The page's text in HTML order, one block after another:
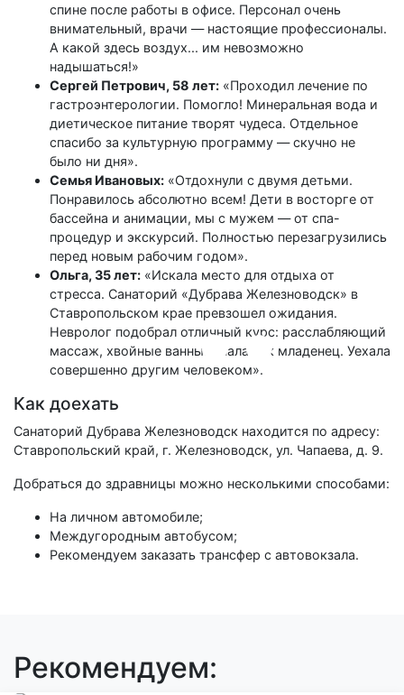
спине после работы в офисе. Персонал очень
внимательный, врачи — настоящие профессионалы.
А какой здесь воздух... им невозможно
надышаться!»
Сергей Петрович, 58 лет: «Проходил лечение по
гастроэнтерологии. Помогло! Минеральная вода и
диетическое питание творят чудеса. Отдельное
спасибо за культурную программу — скучно не
было ни дня».
Семья Ивановых: «Отдохнули с двумя детьми.
Понравилось абсолютно всем! Дети в восторге от
бассейна и анимации, мы с мужем — от спа-
процедур и экскурсий. Полностью перезагрузились
перед новым рабочим годом».
Ольга, 35 лет: «Искала место для отдыха от
стресса. Санаторий «Дубрава Железноводск» в
Ставропольском крае превзошел ожидания.
Невролог подобрал отличный курс: расслабляющий
массаж, хвойные ванны. Спала как младенец. Уехала
совершенно другим человеком».
Как доехать
Санаторий Дубрава Железноводск находится по адресу:
Ставропольский край, г. Железноводск, ул. Чапаева, д. 9.
Добраться до здравницы можно несколькими способами:
На личном автомобиле;
Междугородным автобусом;
Рекомендуем заказать трансфер с автовокзала.
Рекомендуем: